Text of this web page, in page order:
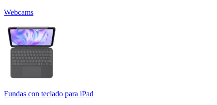
Webcams
Fundas con teclado para iPad